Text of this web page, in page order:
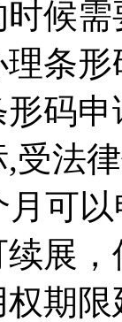
时候
条
码
受法
月可
展
期